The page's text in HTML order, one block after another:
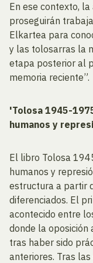
En ese contexto,
proseguirán
Elkartea para
y las tolosarras la
etapa posterior al
memoria reciente”.
'Tolosa 1945-
humanos y
El libro Tolosa
humanos y
estructura a partir
diferenciados. El
acontecido entre
donde la oposición
tras haber sido
anteriores. Tras